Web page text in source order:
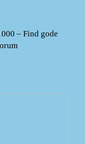
– Find gode